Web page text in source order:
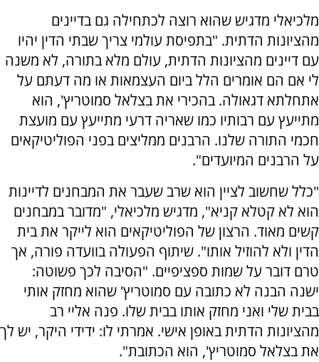
מלכיאלי מדגיש שהוא רוצה לכתחילה גם בדיינים
מהציונות הדתית. "בתפיסת עולמי צריך שבתי הדין יהיו
עם דיינים מהציונות הדתית, עולם מלא בתורה, לא משנה
לי אם הם אומרים הלל ביום העצמאות או מה דעתם על
אתחלתא דגאולה. בהכירי את בצלאל סמוטריץ', הוא
מתייעץ עם רבותיו כמו שאריה דרעי מתייעץ עם מועצת
חכמי התורה שלנו. הרבנים ממליצים בפני הפוליטיקאים
על הרבנים המיועדים".
"כלל שחשוב לציין הוא שרב שעבר את המבחנים לדיינות
הוא לא קטלא קניא", מדגיש מלכיאלי, "מדובר במבחנים
קשים מאוד. הרצון של הפוליטיקאים הוא לייקר את בית
הדין ולא להוזיל אותו". שיתוף הפעולה בוועדה פורה, אך
טרם דובר על שמות ספציפיים. "הסיבה לכך פשוטה:
ישנה הבנה לא כתובה עם סמוטריץ' שהוא מחזק אותי
בבית שלי ואני מחזק אותו בבית שלו. פנה אליי רב
מהציונות הדתית באופן אישי. אמרתי לו: ידידי היקר, יש לך
את בצלאל סמוטריץ', הוא הכתובת".